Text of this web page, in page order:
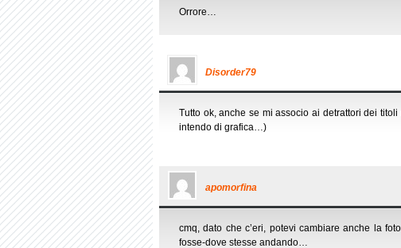
Orrore…
Disorder79
Tutto ok, anche se mi associo ai detrattori dei
intendo di grafica…)
apomorfina
cmq, dato che c’eri, potevi cambiare anche la
fosse-dove stesse andando…